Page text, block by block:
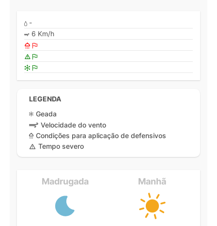
-
6 Km/h
LEGENDA
Geada
Velocidade do vento
Condições para aplicação de defensivos
Tempo severo
Madrugada Manhã